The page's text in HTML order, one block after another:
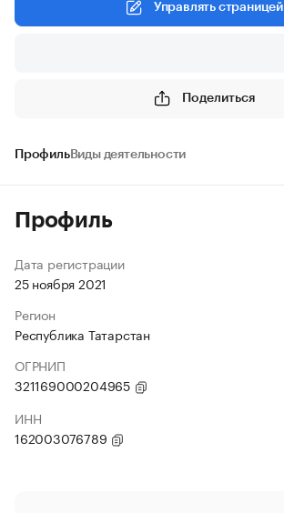
Управлять страницей
Поделиться
ПрофильВиды деятельности
Профиль
Дата регистрации
25 ноября 2021
Регион
Республика Татарстан
ОГРНИП
321169000204965
ИНН
162003076789